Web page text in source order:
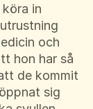
in
och
hon har så
de kommit
sig